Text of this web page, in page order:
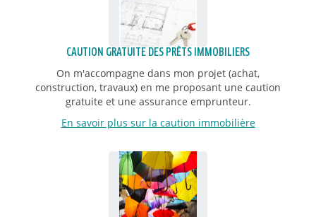
CAUTION GRATUITE DES PRÊTS IMMOBILIERS
On m'accompagne dans mon projet (achat,
construction, travaux) en me proposant une caution
gratuite et une assurance emprunteur.
En savoir plus sur la caution immobilière